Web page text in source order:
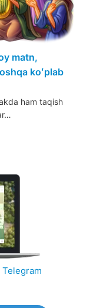
matn,
koʻplab
ham taqish